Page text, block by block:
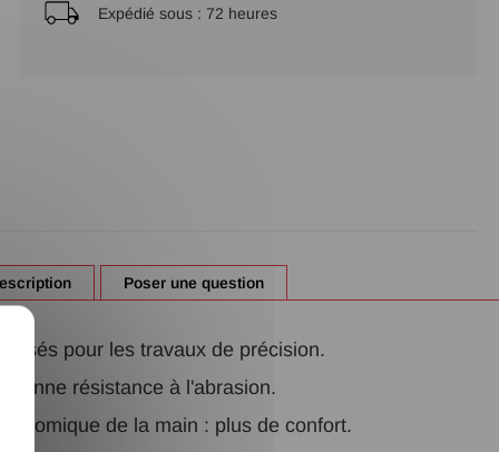
Expédié sous : 72 heures
pour les travaux de précision.
Bonne résistance à l'abrasion.
de la main : plus de confort.
Poser une question